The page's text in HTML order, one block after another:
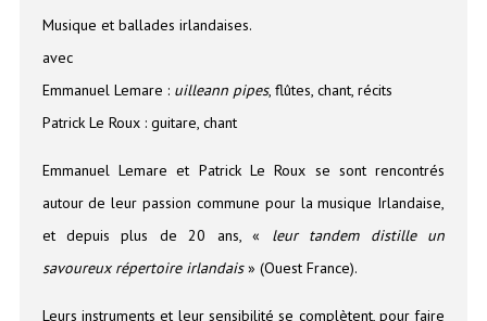
Musique et ballades irlandaises.
avec
Emmanuel Lemare : uilleann pipes, flûtes, chant, récits
Patrick Le Roux : guitare, chant
Emmanuel Lemare et Patrick Le Roux se sont rencontrés
autour de leur passion commune pour la musique Irlandaise,
et depuis plus de 20 ans, « leur tandem distille un
savoureux répertoire irlandais» (Ouest France).
Leurs instruments et leur sensibilité se complètent, pour faire